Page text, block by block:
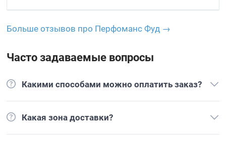
Больше отзывов про Перфоманс Фуд →
Часто задаваемые вопросы
Какими способами можно оплатить заказ?
Какая зона доставки?